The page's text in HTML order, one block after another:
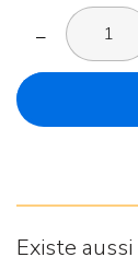
–
Existe aussi